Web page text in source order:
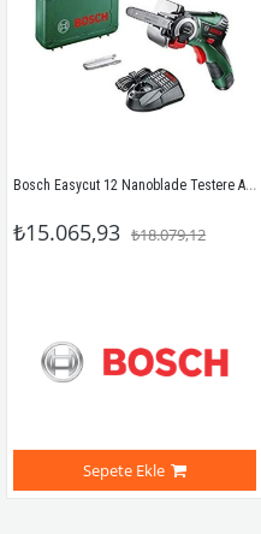
Bosch Easycut 12 Nanoblade Testere Akü-Şarj Cihazı (Tek akü)
₺15.065,93 ₺18.079,12
Sepete Ekle